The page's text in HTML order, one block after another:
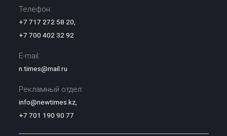
Телефон:
+7 717 272 58 20
+7 700 402 32 92
E-mail:
n.times@mail.ru
Рекламный отдел:
info@newtimes.kz,
+7 701 190 90 77